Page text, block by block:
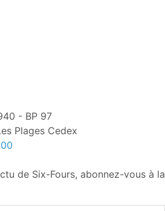
- BP 97
Plages Cedex
de Six-Fours, abonnez-vous à la